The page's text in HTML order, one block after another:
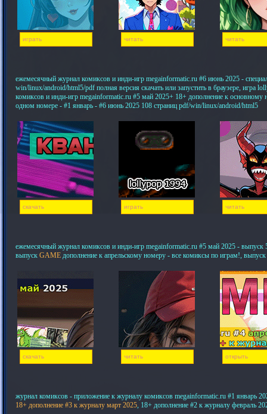
играть читать читать
ежемесячный журнал комиксов и инди-игр megainformatic.ru #6 июнь 2025 -
win/linux/android/html5/pdf полная версия скачать или запустить в браузере, игра
комиксов и инди-игр megainformatic.ru #5 май 2025+ 18+ дополнение к основному
одном номере - #1 январь - #6 июнь 2025 108 страниц pdf/win/linux/android/html5
скачать играть читать
ежемесячный журнал комиксов и инди-игр megainformatic.ru #5 май 2025 - выпуск
выпуск GAME дополнение к апрельскому номеру - все комиксы по играм!,
скачать читать открыть
журнал комиксов - приложение к журналу комиксов megainformatic.ru #1 январь
18+ дополнение #3 к журналу март 2025, 18+ дополнение #2 к журналу февраль